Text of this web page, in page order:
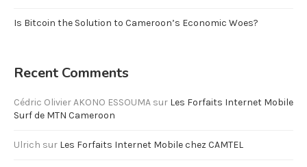
Is Bitcoin the Solution to Cameroon’s Economic Woes?
Recent Comments
Cédric Olivier AKONO ESSOUMA sur Les Forfaits Internet Mobile
Surf de MTN Cameroon
Ulrich sur Les Forfaits Internet Mobile chez CAMTEL